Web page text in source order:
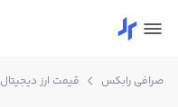
صرافی رابکس قیمت ارز دیجیتال